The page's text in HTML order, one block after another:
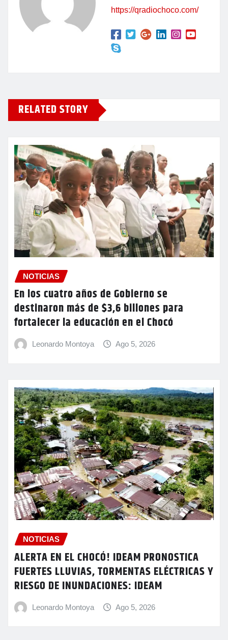
o
k
https://qradiochoco.com/
RELATED STORY
NOTICIAS
En los cuatro años de Gobierno se
destinaron más de $3,6 billones para
fortalecer la educación en el Chocó
Leonardo Montoya Ago 5, 2026
NOTICIAS
ALERTA EN EL CHOCÓ! IDEAM PRONOSTICA
FUERTES LLUVIAS, TORMENTAS ELÉCTRICAS Y
RIESGO DE INUNDACIONES: IDEAM
Leonardo Montoya Ago 5, 2026